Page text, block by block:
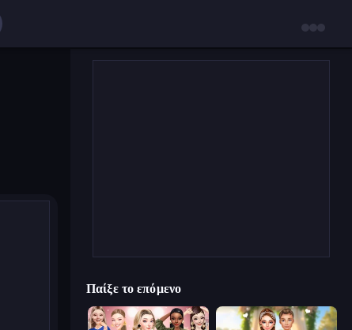
Παίξε το επόμενο